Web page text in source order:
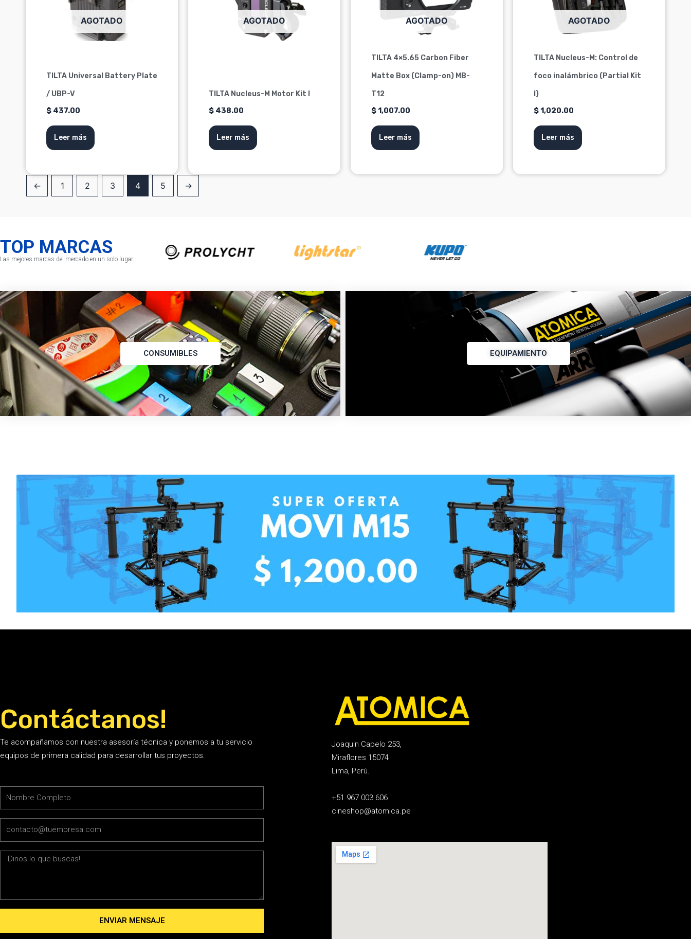
AGOTADO
TILTA Universal Battery Plate
/ UBP-V
$ 437.00
Leer más
AGOTADO
TILTA Nucleus-M Motor Kit I
$ 438.00
Leer más
AGOTADO
TILTA 4×5.65 Carbon Fiber
Matte Box (Clamp-on) MB-
T12
$1,007.00
Leer más
AGOTADO
TILTA Nucleus-M: Control de
foco inalámbrico (Partial Kit
I)
$1,020.00
Leer más
← 1 2 3 4 5 →
TOP MARCAS
Las mejores marcas del mercado en un solo lugar.
CONSUMIBLES EQUIPAMIENTO
Contáctanos!
Te acompañamos con nuestra asesoría técnica y ponemos a tu servicio
equipos de primera calidad para desarrollar tus proyectos.
Message
ENVIAR MENSAJE
Joaquin Capelo 253,
Miraflores 15074
Lima, Perú.
+51 967 003 606
cineshop@atomica.pe